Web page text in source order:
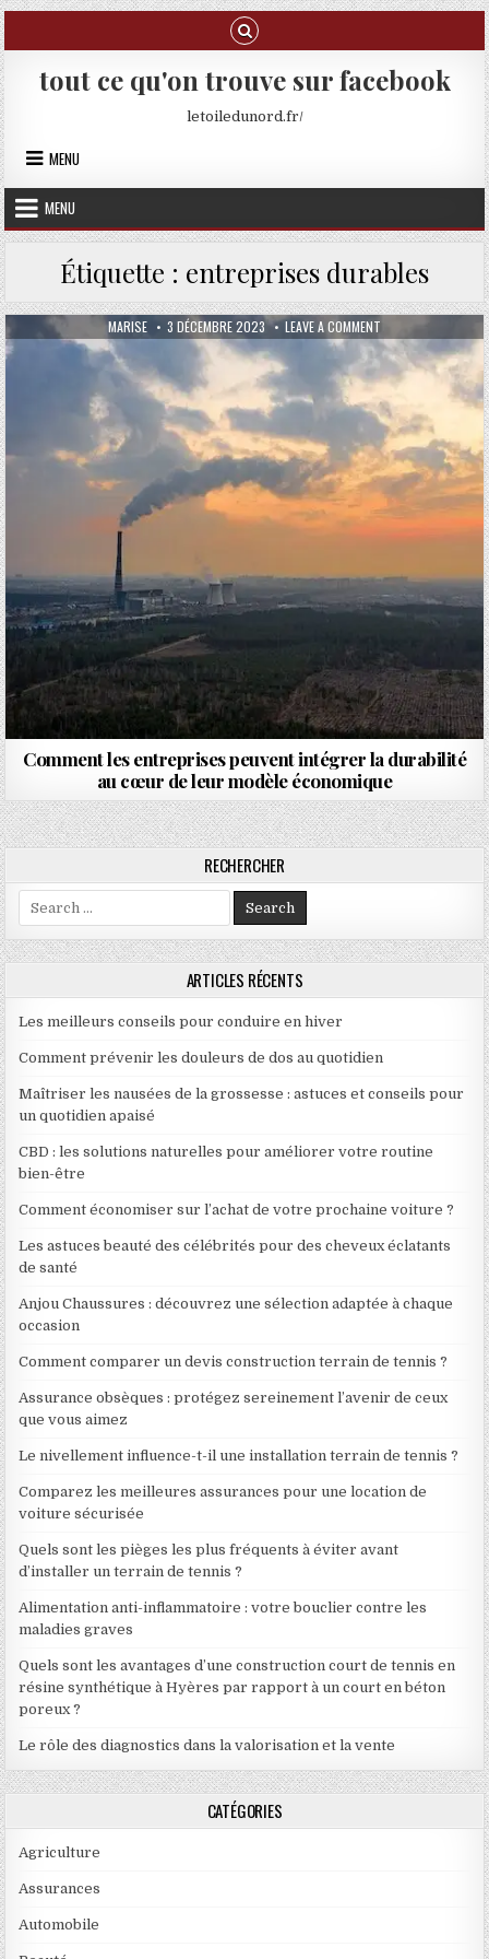
Skip to content
tout ce qu'on trouve sur facebook
letoiledunord.fr/
MENU
MENU
Étiquette : entreprises durables
AUTHOR:
MARISE PUBLISHED DATE:
3 DÉCEMBRE 2023 LEAVE A COMMENT ON COMMENT LES
Comment les entreprises peuvent intégrer la durabilité
au cœur de leur modèle économique
RECHERCHER
Search for:
ARTICLES RÉCENTS
Les meilleurs conseils pour conduire en hiver
Comment prévenir les douleurs de dos au quotidien
Maîtriser les nausées de la grossesse : astuces et conseils pour
un quotidien apaisé
CBD : les solutions naturelles pour améliorer votre routine
bien-être
Comment économiser sur l’achat de votre prochaine voiture ?
Les astuces beauté des célébrités pour des cheveux éclatants
de santé
Anjou Chaussures : découvrez une sélection adaptée à chaque
occasion
Comment comparer un devis construction terrain de tennis ?
Assurance obsèques : protégez sereinement l’avenir de ceux
que vous aimez
Le nivellement influence-t-il une installation terrain de tennis ?
Comparez les meilleures assurances pour une location de
voiture sécurisée
Quels sont les pièges les plus fréquents à éviter avant
d’installer un terrain de tennis ?
Alimentation anti-inflammatoire : votre bouclier contre les
maladies graves
Quels sont les avantages d’une construction court de tennis en
résine synthétique à Hyères par rapport à un court en béton
poreux ?
Le rôle des diagnostics dans la valorisation et la vente
CATÉGORIES
Agriculture
Assurances
Automobile